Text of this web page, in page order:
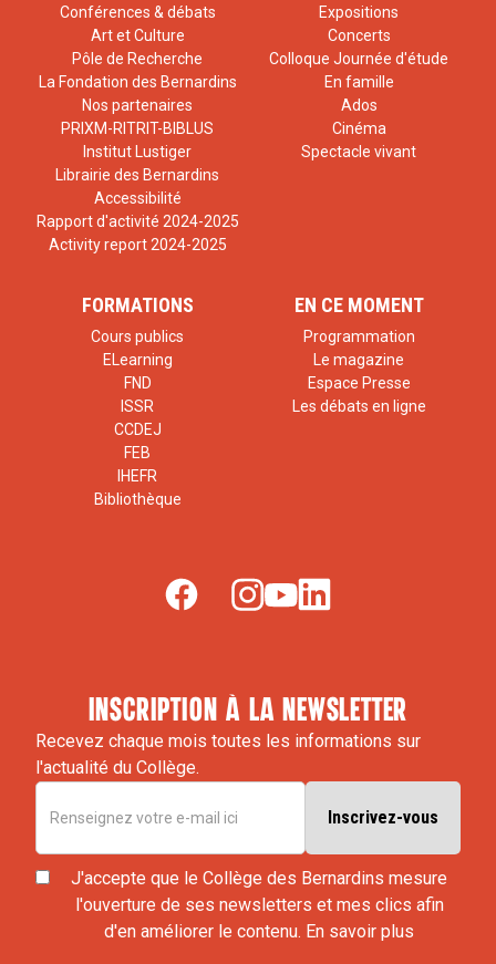
Conférences & débats
Art et Culture
Pôle de Recherche
La Fondation des Bernardins
Nos partenaires
PRIXM-RITRIT-BIBLUS
Institut Lustiger
Librairie des Bernardins
Accessibilité
Rapport d'activité 2024-2025
Activity report 2024-2025
Expositions
Concerts
Colloque Journée d'étude
En famille
Ados
Cinéma
Spectacle vivant
FORMATIONS
Cours publics
ELearning
FND
ISSR
CCDEJ
FEB
IHEFR
Bibliothèque
EN CE MOMENT
Programmation
Le magazine
Espace Presse
Les débats en ligne
inscription à la newsletter
Recevez chaque mois toutes les informations sur
l'actualité du Collège.
J'accepte que le Collège des Bernardins mesure
l'ouverture de ses newsletters et mes clics afin
d'en améliorer le contenu. En savoir plus